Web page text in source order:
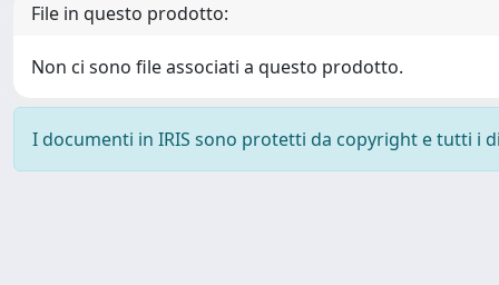
File in questo prodotto:
Non ci sono file associati a questo prodotto.
I documenti in IRIS sono protetti da copyright e tutti i